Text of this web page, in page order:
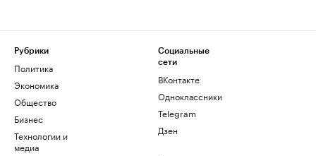
Рубрики
Политика
Экономика
Общество
Бизнес
Технологии и
медиа
Социальные
сети
ВКонтакте
Одноклассники
Telegram
Дзен